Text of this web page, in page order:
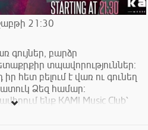
21:30
գույներ, բարձր
տպավորություններ:
հետ բելում է վառ ու գունեղ
Ձեզ համար:
ենք KAMI Music Club՝